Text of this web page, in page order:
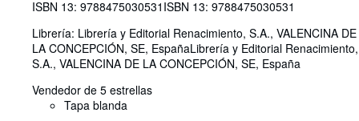
ISBN 13: 9788475030531 ISBN 13: 9788475030531
Librería: Librería y Editorial Renacimiento, S.A., VALENCINA DE
LA CONCEPCIÓN, SE, EspañaLibrería y Editorial Renacimiento,
S.A., VALENCINA DE LA CONCEPCIÓN, SE, España
Vendedor de 5 estrellas
Tapa blanda